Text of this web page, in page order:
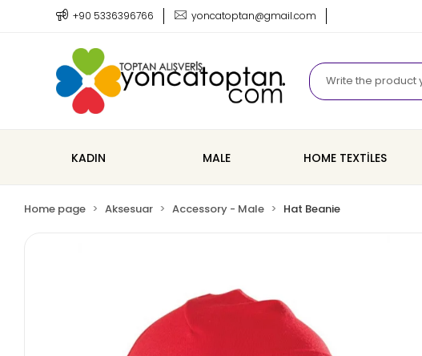
+90 5336396766 yoncatoptan@gmail.com
KADIN MALE HOME TEXTİLES
Home page Aksesuar Accessory - Male Hat Beanie